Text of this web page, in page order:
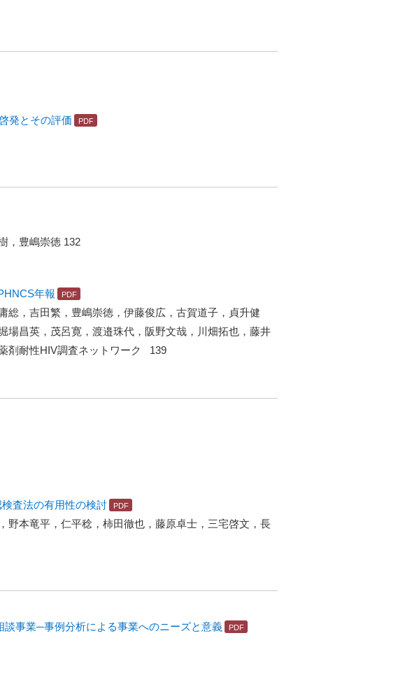
発とその評価
，豊嶋崇徳 132
年報
総，吉田繁，豊嶋崇徳，伊藤俊広，古賀道子，貞升健
場昌英，茂呂寛，渡邉珠代，阪野文哉，川畑拓也，藤井
剤耐性HIV調査ネットワーク 139
査法の有用性の検討
野本竜平，仁平稔，柿田徹也，藤原卓士，三宅啓文，長
事業─事例分析による事業へのニーズと意義